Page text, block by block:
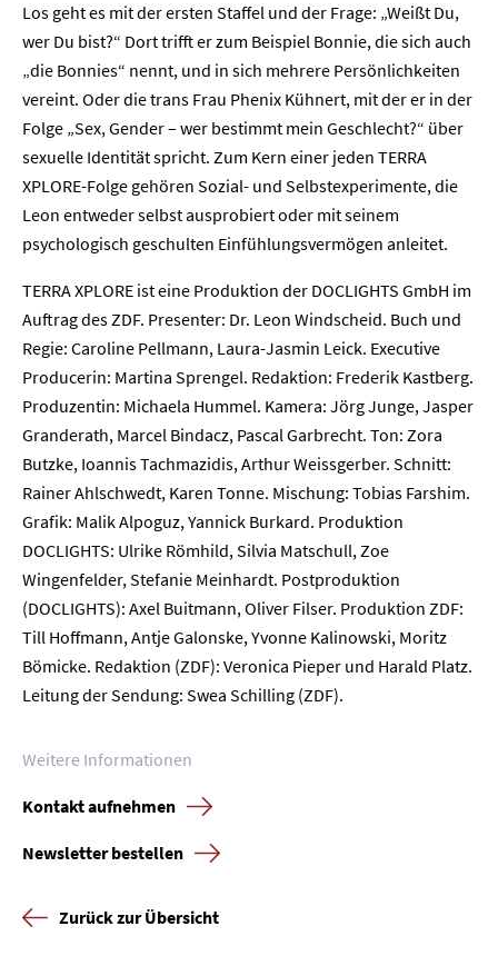
Los geht es mit der ersten Staffel und der Frage: „Weißt Du,
wer Du bist?“ Dort trifft er zum Beispiel Bonnie, die sich auch
„die Bonnies“ nennt, und in sich mehrere Persönlichkeiten
vereint. Oder die trans Frau Phenix Kühnert, mit der er in der
Folge „Sex, Gender – wer bestimmt mein Geschlecht?“ über
sexuelle Identität spricht. Zum Kern einer jeden TERRA
XPLORE-Folge gehören Sozial- und Selbstexperimente, die
Leon entweder selbst ausprobiert oder mit seinem
psychologisch geschulten Einfühlungsvermögen anleitet.
TERRA XPLORE ist eine Produktion der DOCLIGHTS GmbH im
Auftrag des ZDF. Presenter: Dr. Leon Windscheid. Buch und
Regie: Caroline Pellmann, Laura-Jasmin Leick. Executive
Producerin: Martina Sprengel. Redaktion: Frederik Kastberg.
Produzentin: Michaela Hummel. Kamera: Jörg Junge, Jasper
Granderath, Marcel Bindacz, Pascal Garbrecht. Ton: Zora
Butzke, Ioannis Tachmazidis, Arthur Weissgerber. Schnitt:
Rainer Ahlschwedt, Karen Tonne. Mischung: Tobias Farshim.
Grafik: Malik Alpoguz, Yannick Burkard. Produktion
DOCLIGHTS: Ulrike Römhild, Silvia Matschull, Zoe
Wingenfelder, Stefanie Meinhardt. Postproduktion
(DOCLIGHTS): Axel Buitmann, Oliver Filser. Produktion ZDF:
Till Hoffmann, Antje Galonske, Yvonne Kalinowski, Moritz
Bömicke. Redaktion (ZDF): Veronica Pieper und Harald Platz.
Leitung der Sendung: Swea Schilling (ZDF).
Weitere Informationen
Kontakt aufnehmen
Newsletter bestellen
Zurück zur Übersicht
Home
Unternehmen
Presse
Karriere
Kontakt
Newsletter Datenschutz Impressum